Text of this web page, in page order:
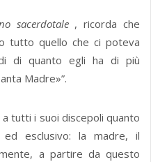
sacerdotale , ricorda che
tutto quello che ci poteva
di quanto egli ha di più
Madre»”.
tutti i suoi discepoli quanto
esclusivo: la madre, il
a partire da questo